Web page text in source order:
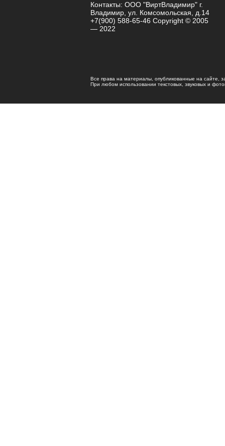
Контакты: ООО "ВиртВладимир" г.
Владимир, ул. Комсомольская, д.14
+7(900) 588-65-46 Copyright © 2005
— 2022
Все права на материалы, опубликованные на сайте,
При любом использовании текстовых, звуковых и